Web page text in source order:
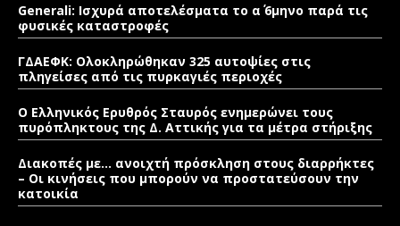
Generali: Ισχυρά αποτελέσματα το α΄ 6μηνο παρά τις
φυσικές καταστροφές
ΓΔΑΕΦΚ: Ολοκληρώθηκαν 325 αυτοψίες στις
πληγείσες από τις πυρκαγιές περιοχές
Ο Ελληνικός Ερυθρός Σταυρός ενημερώνει τους
πυρόπληκτους της Δ. Αττικής για τα μέτρα στήριξης
Διακοπές με… ανοιχτή πρόσκληση στους διαρρήκτες
– Οι κινήσεις που μπορούν να προστατεύσουν την
κατοικία